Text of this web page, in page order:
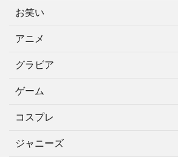
お笑い
アニメ
グラビア
ゲーム
コスプレ
ジャニーズ